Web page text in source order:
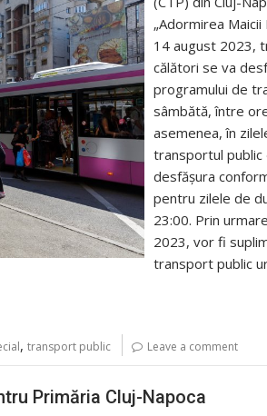
„Adormirea Maicii
14 august 2023,
călători se va
programului de
sâmbătă, între
asemenea, în
transportul public
desfăşura
pentru zilele de
23:00. Prin
2023, vor fi
transport public
, transport public Leave a comment
Primăria Cluj-Napoca